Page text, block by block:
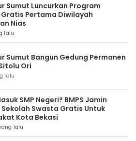
Sumut Luncurkan Program
Gratis Pertama Diwilayah
Nias
lalu
Sumut Bangun Gedung Permanen
Ori
lalu
SMP Negeri? BMPS Jamin
Swasta Gratis Untuk
Kota Bekasi
lalu